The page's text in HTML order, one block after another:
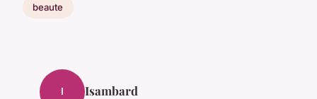
beaute
I Isambard